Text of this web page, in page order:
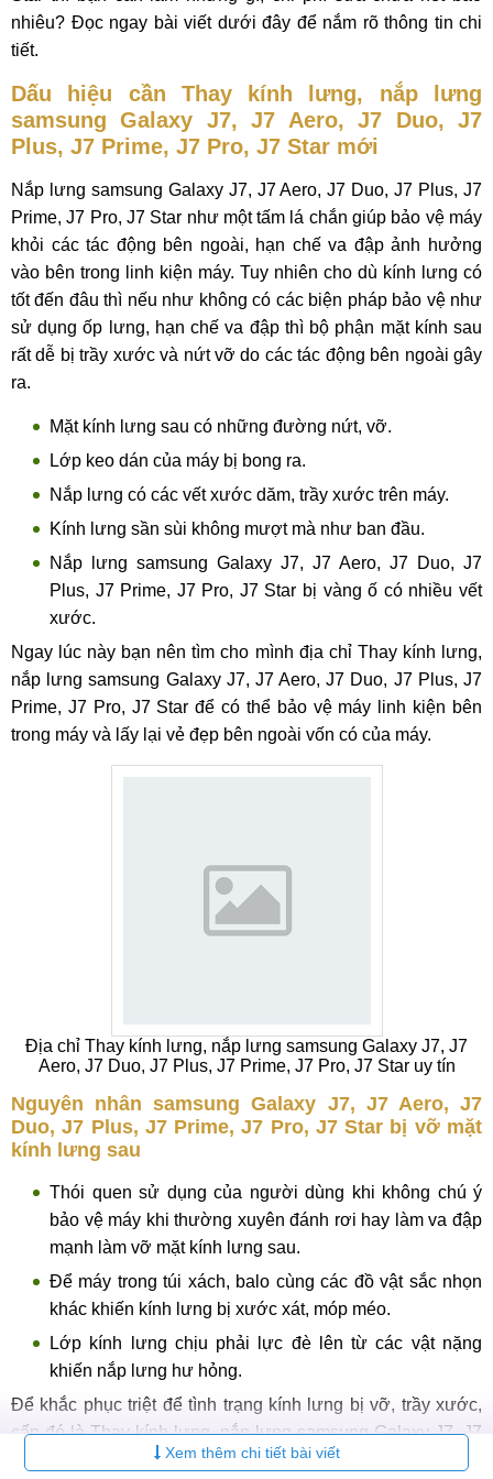
nhiêu? Đọc ngay bài viết dưới đây để nắm rõ thông tin chi
tiết.
Dấu hiệu cần Thay kính lưng, nắp lưng
samsung Galaxy J7, J7 Aero, J7 Duo, J7
Plus, J7 Prime, J7 Pro, J7 Star mới
Nắp lưng samsung Galaxy J7, J7 Aero, J7 Duo, J7 Plus, J7
Prime, J7 Pro, J7 Star như một tấm lá chắn giúp bảo vệ máy
khỏi các tác động bên ngoài, hạn chế va đập ảnh hưởng
vào bên trong linh kiện máy. Tuy nhiên cho dù kính lưng có
tốt đến đâu thì nếu như không có các biện pháp bảo vệ như
sử dụng ốp lưng, hạn chế va đập thì bộ phận mặt kính sau
rất dễ bị trầy xước và nứt vỡ do các tác động bên ngoài gây
ra.
Mặt kính lưng sau có những đường nứt, vỡ.
Lớp keo dán của máy bị bong ra.
Nắp lưng có các vết xước dăm, trầy xước trên máy.
Kính lưng sần sùi không mượt mà như ban đầu.
Nắp lưng samsung Galaxy J7, J7 Aero, J7 Duo, J7
Plus, J7 Prime, J7 Pro, J7 Star bị vàng ố có nhiều vết
xước.
Ngay lúc này bạn nên tìm cho mình địa chỉ Thay kính lưng,
nắp lưng samsung Galaxy J7, J7 Aero, J7 Duo, J7 Plus, J7
Prime, J7 Pro, J7 Star để có thể bảo vệ máy linh kiện bên
trong máy và lấy lại vẻ đẹp bên ngoài vốn có của máy.
Địa chỉ Thay kính lưng, nắp lưng samsung Galaxy J7, J7
Aero, J7 Duo, J7 Plus, J7 Prime, J7 Pro, J7 Star uy tín
Nguyên nhân samsung Galaxy J7, J7 Aero, J7
Duo, J7 Plus, J7 Prime, J7 Pro, J7 Star bị vỡ mặt
kính lưng sau
Thói quen sử dụng của người dùng khi không chú ý
bảo vệ máy khi thường xuyên đánh rơi hay làm va đập
mạnh làm vỡ mặt kính lưng sau.
Để máy trong túi xách, balo cùng các đồ vật sắc nhọn
khác khiến kính lưng bị xước xát, móp méo.
Lớp kính lưng chịu phải lực đè lên từ các vật nặng
khiến nắp lưng hư hỏng.
Để khắc phục triệt để tình trạng kính lưng bị vỡ, trầy xước,
cấn đó là Thay kính lưng, nắp lưng samsung Galaxy J7, J7
Aero, J7 Duo, J7 Plus, J7 Prime, J7 Pro, J7 Star mới cho
Xem thêm chi tiết bài viết